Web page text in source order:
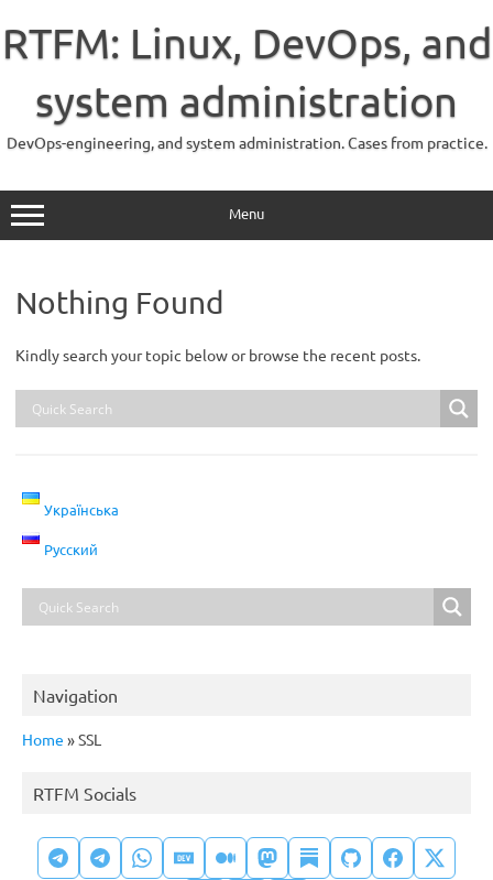
content
RTFM: Linux, DevOps, and
system administration
DevOps-engineering, and system administration. Cases from practice.
Menu
Nothing Found
Kindly search your topic below or browse the recent posts.
Українська
Русский
Navigation
Home »SSL
RTFM Socials